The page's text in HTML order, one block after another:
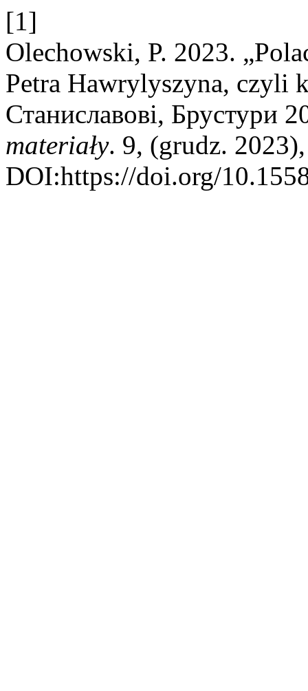
[1]
Olechowski, P. 2023.
Petra Hawrylyszyna, czyli
Станиславові, Брустури
materiały. 9, (grudz.
DOI:https://doi.org/